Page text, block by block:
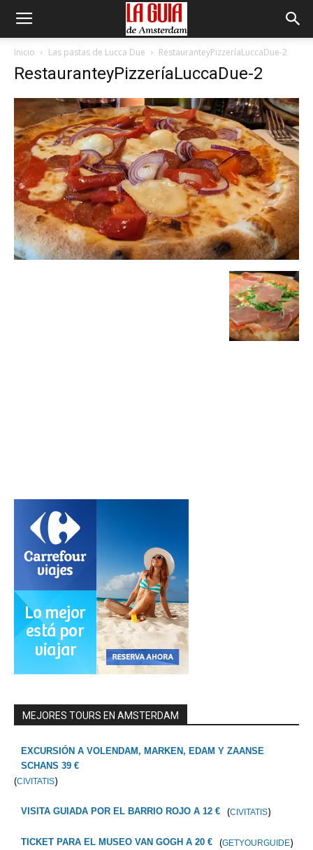
Inicio Las pastas de Lucca Due RestauranteyPizzeríaLuccaDue-2
RestauranteyPizzeríaLuccaDue-2
MEJORES TOURS EN AMSTERDAM
EXCURSIÓN A VOLENDAM, MARKEN, EDAM Y ZAANSE
SCHANS 39 €
(CIVITATIS)
VISITA GUIADA POR EL BARRIO ROJO A 12 € (CIVITATIS)
TICKET PARA EL MUSEO VAN GOGH A 20 € (GETYOURGUIDE)